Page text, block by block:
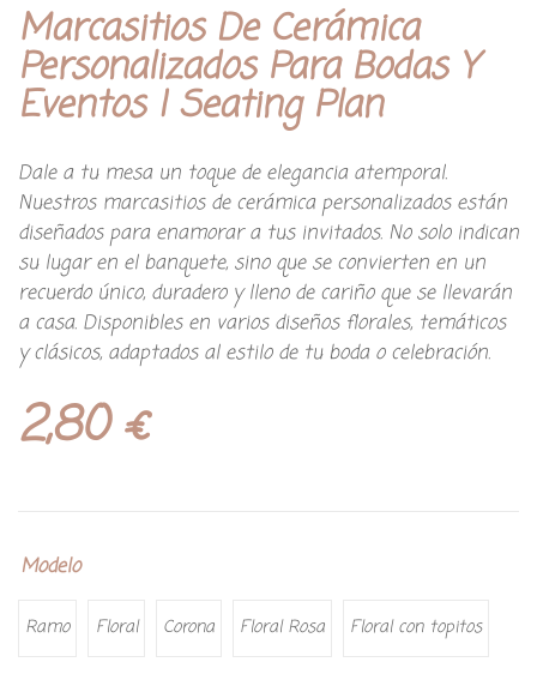
Marcasitios De Cerámica
Personalizados Para Bodas Y
Eventos | Seating Plan
Dale a tu mesa un toque de elegancia atemporal.
Nuestros marcasitios de cerámica personalizados están
diseñados para enamorar a tus invitados. No solo indican
su lugar en el banquete, sino que se convierten en un
recuerdo único, duradero y lleno de cariño que se llevarán
a casa. Disponibles en varios diseños florales, temáticos
y clásicos, adaptados al estilo de tu boda o celebración.
2,80€
Modelo
Ramo Floral Corona Floral Rosa Floral con topitos